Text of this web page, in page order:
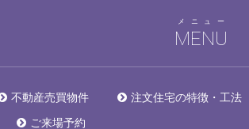
MENU
メニュー
不動産売買物件 注文住宅の特徴・工法
ご来場予約